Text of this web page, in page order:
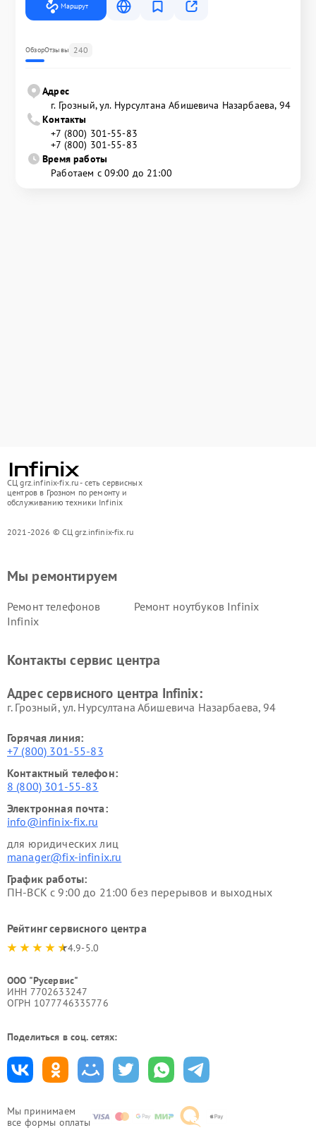
Маршрут
ОбзорОтзывы 240
Адрес
г. Грозный, ул. Нурсултана Абишевича Назарбаева, 94
Контакты
+7 (800) 301-55-83
+7 (800) 301-55-83
Время работы
Работаем с 09:00 до 21:00
СЦ grz.infinix-fix.ru - сеть сервисных
центров в Грозном по ремонту и
обслуживанию техники Infinix
2021-2026 © СЦ grz.infinix-fix.ru
Мы принимаем
все формы оплаты
Мы ремонтируем
Ремонт телефонов
Infinix
Ремонт ноутбуков Infinix
Контакты сервис центра
Адрес сервисного центра Infinix:
г. Грозный, ул. Нурсултана Абишевича Назарбаева, 94
Горячая линия:
+7 (800) 301-55-83
Контактный телефон:
8 (800) 301-55-83
Электронная почта:
info@infinix-fix.ru
для юридических лиц
manager@fix-infinix.ru
График работы:
ПН-ВСК с 9:00 до 21:00 без перерывов и выходных
Рейтинг сервисного центра
4.9-5.0
ООО "Русервис"
ИНН 7702633247
ОГРН 1077746335776
Поделиться в соц. сетях: